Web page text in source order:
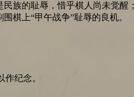
族的耻辱，惜乎棋人尚未觉醒；
棋上“甲午战争”耻辱的良机。
纪念。